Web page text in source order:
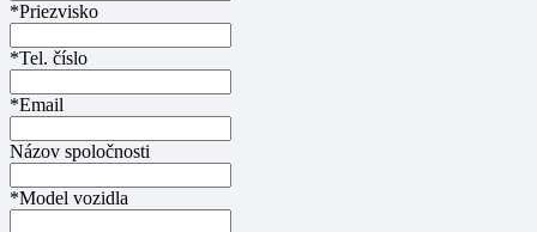
*Priezvisko
*Tel. číslo
*Email
Názov spoločnosti
*Model vozidla